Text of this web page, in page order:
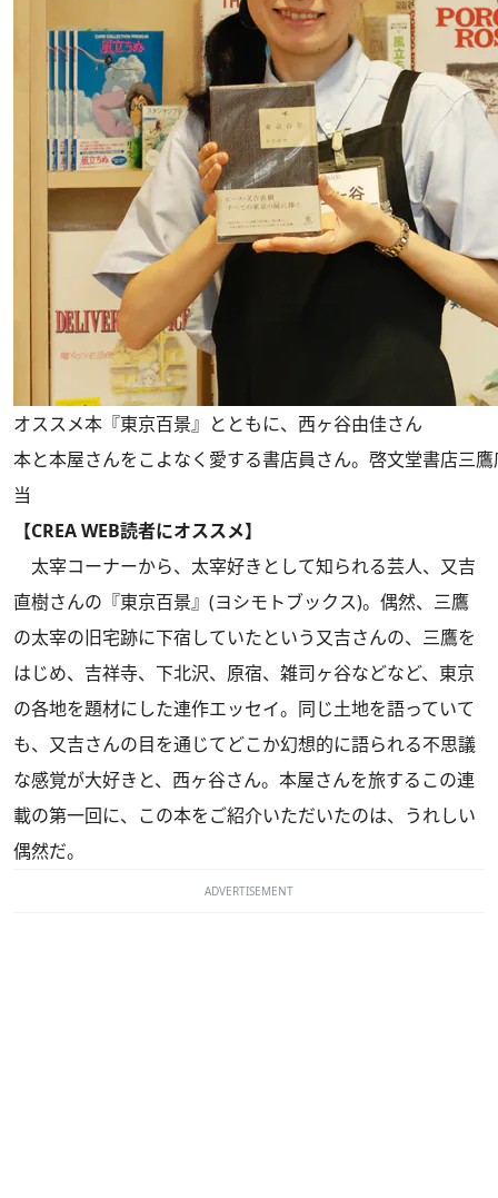
オススメ本『東京百景』とともに、西ヶ谷由佳さん
本と本屋さんをこよなく愛する書店員さん。啓文堂書店三
当
【CREA WEB読者にオススメ】
太宰コーナーから、太宰好きとして知られる芸人、又吉
直樹さんの『東京百景』(ヨシモトブックス)。偶然、三鷹
の太宰の旧宅跡に下宿していたという又吉さんの、三鷹を
はじめ、吉祥寺、下北沢、原宿、雑司ヶ谷などなど、東京
の各地を題材にした連作エッセイ。同じ土地を語っていて
も、又吉さんの目を通じてどこか幻想的に語られる不思議
な感覚が大好きと、西ヶ谷さん。本屋さんを旅するこの連
載の第一回に、この本をご紹介いただいたのは、うれしい
偶然だ。
ADVERTISEMENT